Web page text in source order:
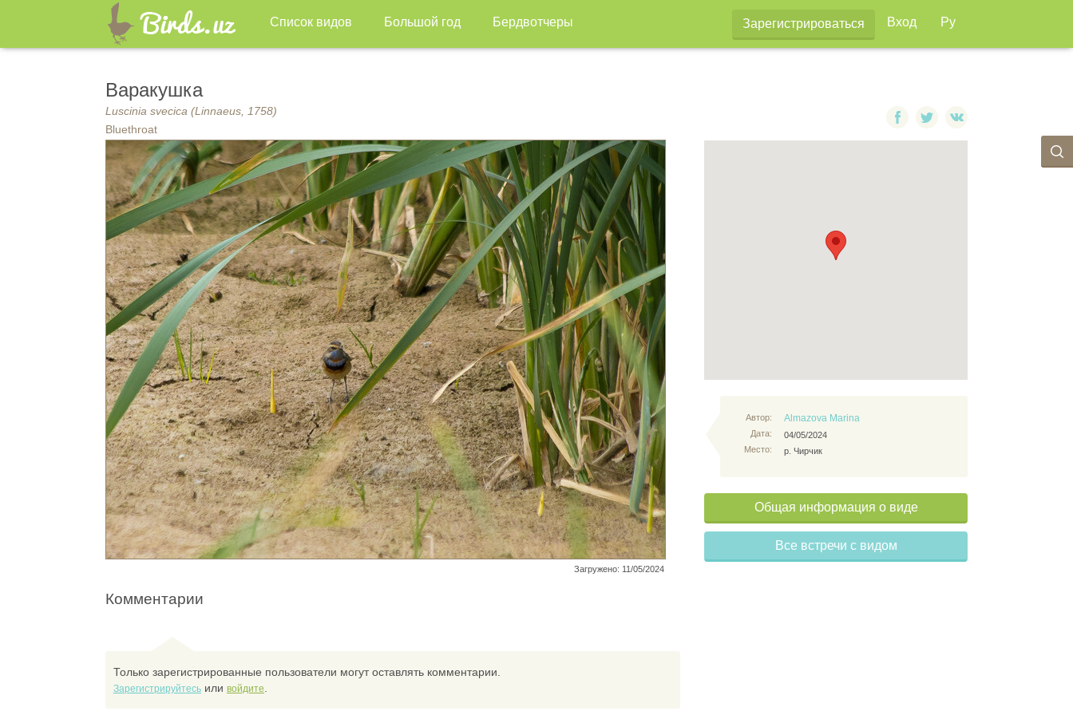
Список видов Большой год Бердвотчеры Зарегистрироваться Вход Ру
Варакушка
Luscinia svecica (Linnaeus, 1758)
Bluethroat
Загружено: 11/05/2024
Автор:
Дата:
Место:
Almazova Marina
04/05/2024
р. Чирчик
Общая информация о виде
Все встречи с видом
Комментарии
Только зарегистрированные пользователи могут оставлять комментарии.
Зарегистрируйтесь или войдите